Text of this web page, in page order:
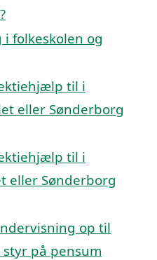
folkeskolen og
til i
eller Sønderborg
til i
eller Sønderborg
op til
på pensum